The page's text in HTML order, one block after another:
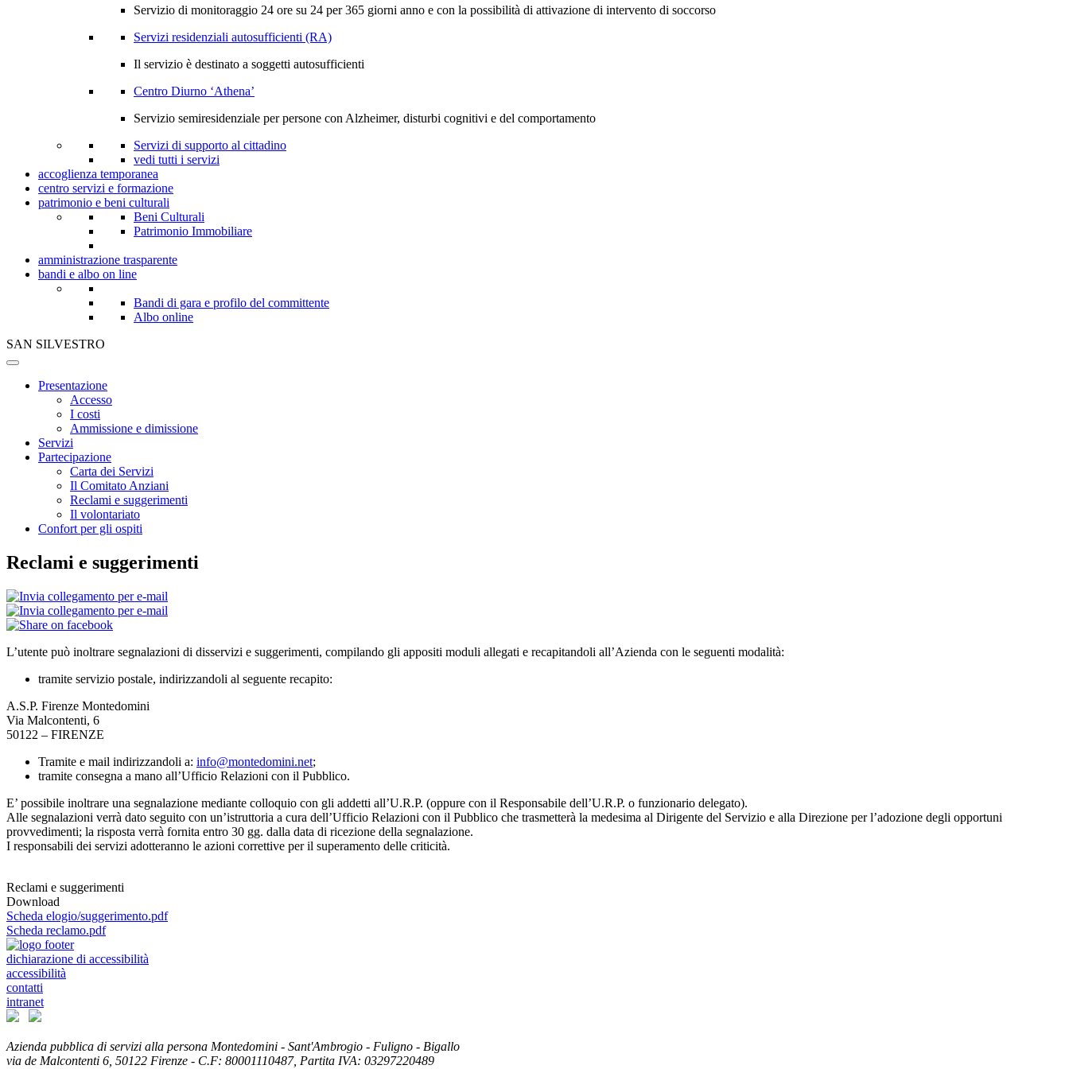
Servizio di monitoraggio 24 ore su 24 per 365 giorni anno e con la possibilità di attivazione di intervento di soccorso
Servizi residenziali autosufficienti (RA)
Il servizio è destinato a soggetti autosufficienti
Centro Diurno ‘Athena’
Servizio semiresidenziale per persone con Alzheimer, disturbi cognitivi e del comportamento
Servizi di supporto al cittadino
vedi tutti i servizi
accoglienza temporanea
centro servizi e formazione
patrimonio e beni culturali
Beni Culturali
Patrimonio Immobiliare
amministrazione trasparente
bandi e albo on line
Bandi di gara e profilo del committente
Albo online
SAN SILVESTRO
Presentazione
Accesso
I costi
Ammissione e dimissione
Servizi
Partecipazione
Carta dei Servizi
Il Comitato Anziani
Reclami e suggerimenti
Il volontariato
Confort per gli ospiti
Reclami e suggerimenti
L’utente può inoltrare segnalazioni di disservizi e suggerimenti, compilando gli appositi moduli allegati e recapitandoli all’Azienda con le seguenti modalità:
tramite servizio postale, indirizzandoli al seguente recapito:
A.S.P. Firenze Montedomini
Via Malcontenti, 6
50122 – FIRENZE
Tramite e mail indirizzandoli a: info@montedomini.net;
tramite consegna a mano all’Ufficio Relazioni con il Pubblico.
E’ possibile inoltrare una segnalazione mediante colloquio con gli addetti all’U.R.P. (oppure con il Responsabile dell’U.R.P. o funzionario delegato).
Alle segnalazioni verrà dato seguito con un’istruttoria a cura dell’Ufficio Relazioni con il Pubblico che trasmetterà la medesima al Dirigente del Servizio e alla Direzione per l’adozione degli opportuni
provvedimenti; la risposta verrà fornita entro 30 gg. dalla data di ricezione della segnalazione.
I responsabili dei servizi adotteranno le azioni correttive per il superamento delle criticità.
Reclami e suggerimenti
Download
Scheda elogio/suggerimento.pdf
Scheda reclamo.pdf
dichiarazione di accessibilità
accessibilità
contatti
intranet
Azienda pubblica di servizi alla persona Montedomini - Sant'Ambrogio - Fuligno - Bigallo
via de Malcontenti 6, 50122 Firenze - C.F: 80001110487, Partita IVA: 03297220489